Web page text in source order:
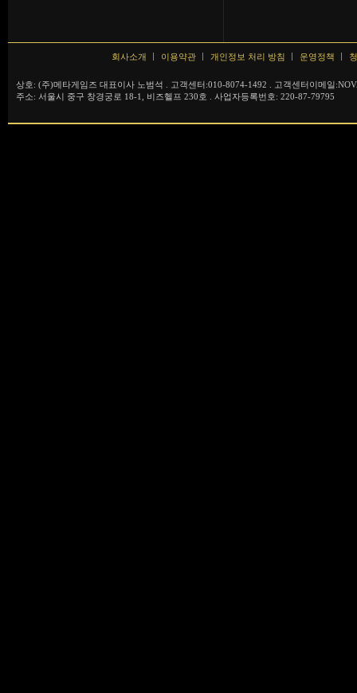
회사소개 이용약관 개인정보 처리 방침 운영정책
상호: (주)메타게임즈 대표이사 노범석 . 고객센터:010-8074-1492 . 고객센터이메일
주소: 서울시 중구 창경궁로 18-1, 비즈헬프 230호 . 사업자등록번호: 220-87-79795